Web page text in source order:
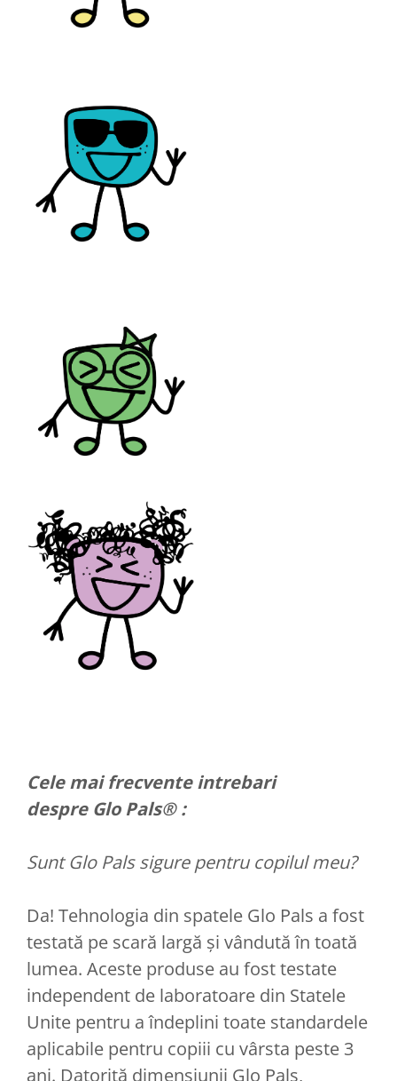
Cele mai frecvente intrebari
despre Glo Pals® :
Sunt Glo Pals sigure pentru copilul meu?
Da! Tehnologia din spatele Glo Pals a fost
testată pe scară largă și vândută în toată
lumea. Aceste produse au fost testate
independent de laboratoare din Statele
Unite pentru a îndeplini toate standardele
aplicabile pentru copiii cu vârsta peste 3
ani. Datorită dimensiunii Glo Pals,